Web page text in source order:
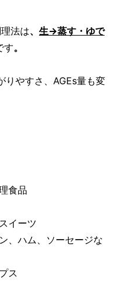
法は、 生→蒸す・ゆで
す。
りやすさ、AGEs量も変
食品
イーツ
、ハム、ソーセージな
ス